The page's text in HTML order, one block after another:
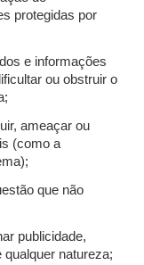
protegidas por
e informações
ou obstruir o
ameaçar ou
(como a
que não
publicidade,
natureza;